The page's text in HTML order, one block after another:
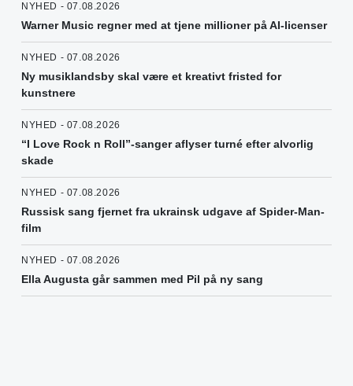
NYHED - 07.08.2026
Warner Music regner med at tjene millioner på AI-licenser
NYHED - 07.08.2026
Ny musiklandsby skal være et kreativt fristed for
kunstnere
NYHED - 07.08.2026
“I Love Rock n Roll”-sanger aflyser turné efter alvorlig
skade
NYHED - 07.08.2026
Russisk sang fjernet fra ukrainsk udgave af Spider-Man-
film
NYHED - 07.08.2026
Ella Augusta går sammen med Pil på ny sang